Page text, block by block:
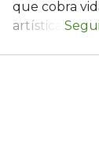
que cobra
artística.